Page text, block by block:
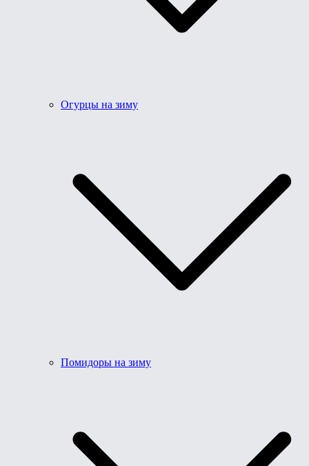
Огурцы на зиму
Помидоры на зиму